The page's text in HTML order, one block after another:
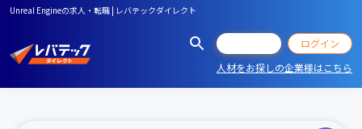
Unreal Engineの求人・転職 | レバテックダイレクト
ログイン
人材をお探しの企業様はこちら